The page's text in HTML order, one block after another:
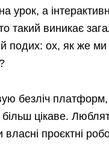
урок, а
такий виникає
подих: ох, як же
безліч
цікаве.
власні проєктні